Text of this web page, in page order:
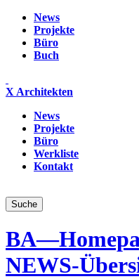
News
Projekte
Büro
Buch
X Architekten
News
Projekte
Büro
Werkliste
Kontakt
NEWS-